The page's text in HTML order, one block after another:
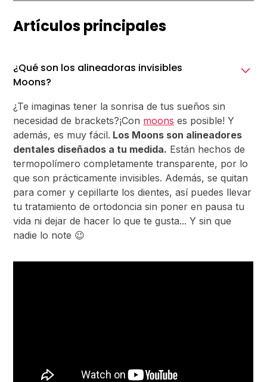
Artículos principales
¿Qué son los alineadoras invisibles
Moons?
¿Te imaginas tener la sonrisa de tus sueños sin
necesidad de brackets?¡Con moons es posible! Y
además, es muy fácil. Los Moons son alineadores
dentales diseñados a tu medida. Están hechos de
termopolímero completamente transparente, por lo
que son prácticamente invisibles. Además, se quitan
para comer y cepillarte los dientes, así puedes llevar
tu tratamiento de ortodoncia sin poner en pausa tu
vida ni dejar de hacer lo que te gusta... Y sin que
nadie lo note 😉